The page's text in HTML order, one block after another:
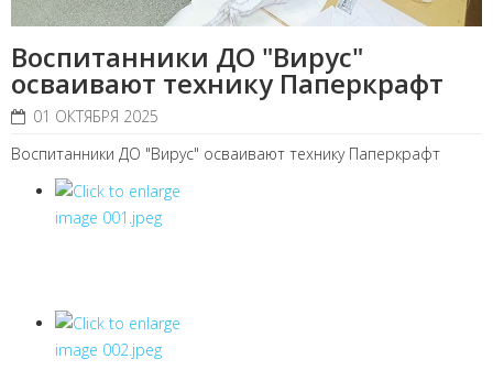
Воспитанники ДО "Вирус"
осваивают технику Паперкрафт
01 ОКТЯБРЯ 2025
Воспитанники ДО "Вирус" осваивают технику Паперкрафт